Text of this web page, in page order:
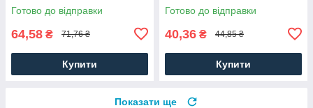
Готово до відправки
64,58 ₴ 71,76 ₴
Купити
Готово до відправки
40,36 ₴ 44,85 ₴
Купити
Показати ще